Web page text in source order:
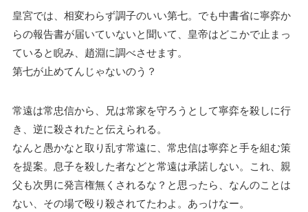
皇宮では、相変わらず調子のいい第七。でも中書省に寧弈か
らの報告書が届いていないと聞いて、皇帝はどこかで止まっ
ていると睨み、趙淵に調べさせます。
第七が止めてんじゃないのう？
常遠は常忠信から、兄は常家を守ろうとして寧弈を殺しに行
き、逆に殺されたと伝えられる。
なんと愚かなと取り乱す常遠に、常忠信は寧弈と手を組む策
を提案。息子を殺した者などと常遠は承諾しない。これ、親
父も次男に発言権無くされるな？と思ったら、なんのことは
ない、その場で殴り殺されてたわよ。あっけなー。